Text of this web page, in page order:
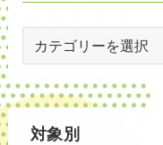
別
対象別